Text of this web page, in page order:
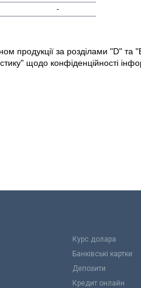
-
продукції за розділами "D" та
щодо конфіденційності
Курс долара
Банківські картки
Депозити
Кредит онлайн